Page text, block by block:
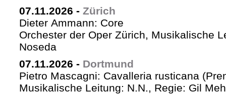
07.11.2026 - Zürich
Dieter Ammann: Core
Orchester der Oper Zürich, Musikalische
Noseda
07.11.2026 - Dortmund
Pietro Mascagni: Cavalleria rusticana
Musikalische Leitung: N.N., Regie: Gil